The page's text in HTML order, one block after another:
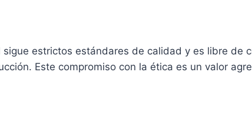
sigue estrictos estándares de calidad y es libre de
Este compromiso con la ética es un valor